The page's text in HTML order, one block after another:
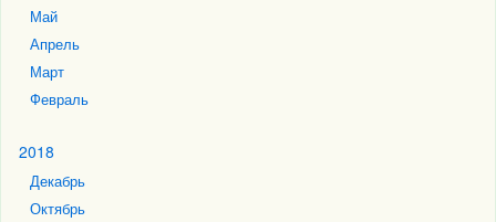
Май
Апрель
Март
Февраль
2018
Декабрь
Октябрь